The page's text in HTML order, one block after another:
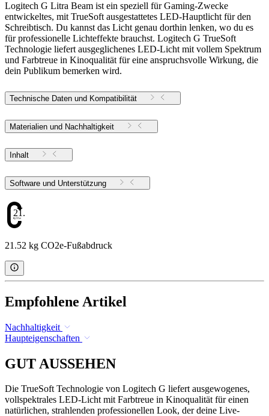
Logitech G Litra Beam ist ein speziell für Gaming-Zwecke
entwickeltes, mit TrueSoft ausgestattetes LED-Hauptlicht für den
Schreibtisch. Du kannst das Licht genau dorthin lenken, wo du es
für professionelle Lichteffekte brauchst. Logitech G TrueSoft
Technologie liefert ausgeglichenes LED-Licht mit vollem Spektrum
und Farbtreue in Kinoqualität für eine anspruchsvolle Wirkung, die
dein Publikum bemerken wird.
Technische Daten und Kompatibilität
Materialien und Nachhaltigkeit
Inhalt
Software und Unterstützung
21.52
21.52 kg CO2e-Fußabdruck
Empfohlene Artikel
Nachhaltigkeit
Haupteigenschaften
GUT AUSSEHEN
Die TrueSoft Technologie von Logitech G liefert ausgewogenes,
vollspektrales LED-Licht mit Farbtreue in Kinoqualität für einen
natürlichen, strahlenden professionellen Look, der deine Live-